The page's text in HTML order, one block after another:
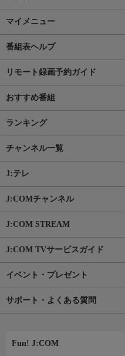
マイメニュー
番組表ヘルプ
リモート録画予約ガイド
おすすめ番組
ランキング
チャンネル一覧
J:テレ
J:COMチャンネル
J:COM STREAM
J:COM TVサービスガイド
イベント・プレゼント
サポート・よくある質問
Fun! J:COM